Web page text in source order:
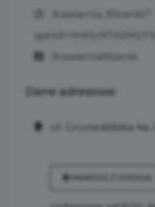
Dane adresowe
ul. Grunwaldzka 4a,
NAWIGUJ Z GOOGLE